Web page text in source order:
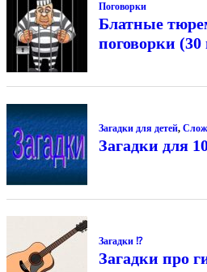
Поговорки
Блатные
поговорки (30
Загадки для детей,
Загадки для
Загадки ⁉
Загадки про